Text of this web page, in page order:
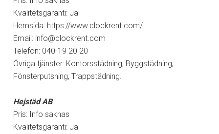
Kvalitetsgaranti: Ja
Hemsida: https://www.clockrent.com/
Email: info@clockrent.com
Telefon: 040-19 20 20
Övriga tjänster: Kontorsstädning, Byggstädning,
Fönsterputsning, Trappstädning.
Hejstäd AB
Pris: Info saknas
Kvalitetsgaranti: Ja